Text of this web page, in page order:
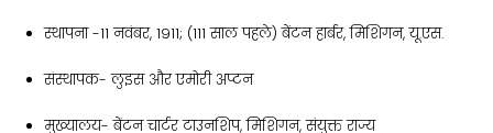
स्थापना -11 नवंबर, 1911; (111 साल पहले) बेंटन हार्बर, मिशिगन, यू.एस.
संस्थापक- लुइस और एमोरी अप्टन
मुख्यालय- बेंटन चार्टर टाउनशिप, मिशिगन, संयुक्त राज्य